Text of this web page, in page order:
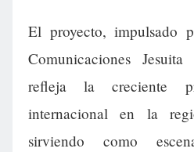
El proyecto, impulsado
Comunicaciones
refleja la creciente
internacional en la
sirviendo como